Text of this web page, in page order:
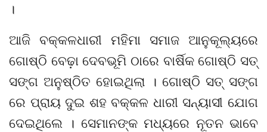
।
ଆଜି ବକ୍କଳଧାରୀ ମହିମା ସମାଜ ଆନୁକୂଲ୍ୟରେ
ଗୋଷ୍ଠି ବେଢ଼ା ଦେବଭୂମି ଠାରେ ବାର୍ଷିକ ଗୋଷ୍ଠି ସତ୍
ସଙ୍ଗ ଅନୁଷ୍ଠିତ ହୋଇଥିଲା । ଗୋଷ୍ଠି ସତ୍ ସଙ୍ଗ
ରେ ପ୍ରାୟ ଦୁଇ ଶହ ବକ୍କଳ ଧାରୀ ସନ୍ୟାସୀ ଯୋଗ
ଦେଇଥିଲେ । ସେମାନଙ୍କ ମଧ୍ୟରେ ନୂତନ ଭାବେ